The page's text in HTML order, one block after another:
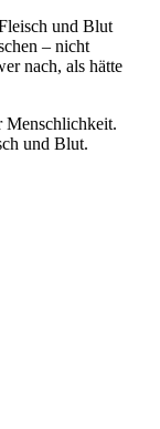
und Blut
– nicht
nach, als hätte
Menschlichkeit.
und Blut.